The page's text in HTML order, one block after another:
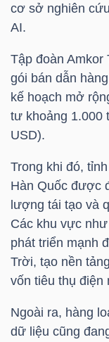
cơ sở nghiên
AI.
Tập đoàn Amkor
gói bán dẫn
kế hoạch mở
tư khoảng 1.000
USD).
Trong khi đó,
Hàn Quốc được
lượng tái tạo và
Các khu vực
phát triển mạnh
Trời, tạo nền
vốn tiêu thụ điện
Ngoài ra, hàng
dữ liệu cũng
TRÁI
PHIẾU
CÔNG
CỤ
ĐẦU
TƯ
XUẤT
DỮ